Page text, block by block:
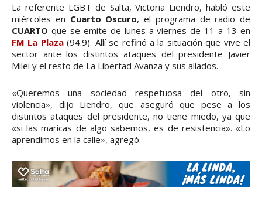
La referente LGBT de Salta, Victoria Liendro, habló este
miércoles en Cuarto Oscuro, el programa de radio de
CUARTO que se emite de lunes a viernes de 11 a 13 en
FM La Plaza(94.9). Allí se refirió a la situación que vive el
sector ante los distintos ataques del presidente Javier
Milei y el resto de La Libertad Avanza y sus aliados.
«Queremos una sociedad respetuosa del otro, sin
violencia», dijo Liendro, que aseguró que pese a los
distintos ataques del presidente, no tiene miedo, ya que
«si las maricas de algo sabemos, es de resistencia». «Lo
aprendimos en la calle», agregó.